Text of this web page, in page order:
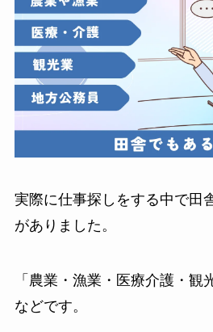
実際に仕事探しをする中で田
がありました。
「農業・漁業・医療介護・観
などです。